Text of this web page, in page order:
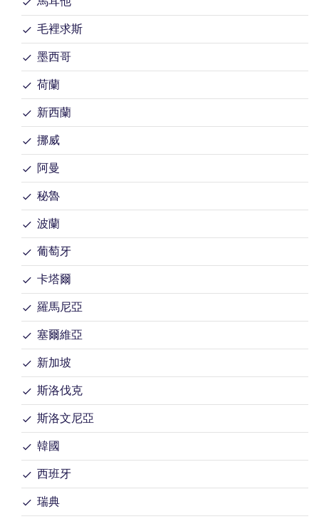
毛裡求斯
墨西哥
荷蘭
新西蘭
挪威
阿曼
秘魯
波蘭
葡萄牙
卡塔爾
羅馬尼亞
塞爾維亞
新加坡
斯洛伐克
斯洛文尼亞
韓國
西班牙
瑞典